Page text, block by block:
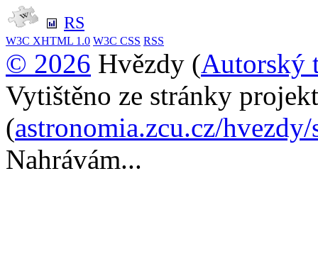
RS
W3C XHTML 1.0 W3C CSS RSS
© 2026 Hvězdy (Autorský
Vytištěno ze stránky
(astronomia.zcu.cz/
Nahrávám...